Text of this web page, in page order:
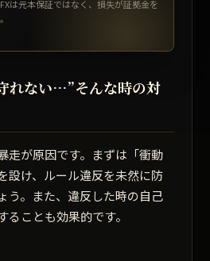
は元本保証ではなく、損失が証拠金を
れない…”そんな時の対
走が原因です。まずは 「衝動
設け、ルール違反を未然に防
う。また、違反した時の自己
ことも効果的です。